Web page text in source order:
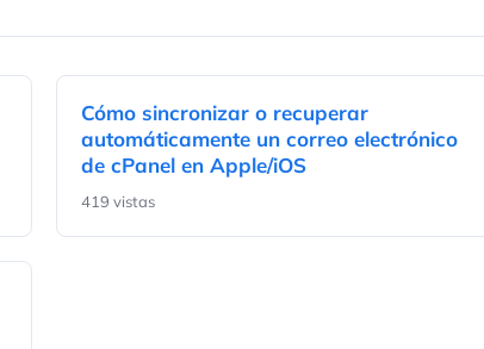
Cómo sincronizar o recuperar
automáticamente un correo electrónico
de cPanel en Apple/iOS
419 vistas